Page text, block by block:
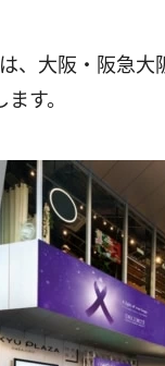
、大阪・阪急
す。